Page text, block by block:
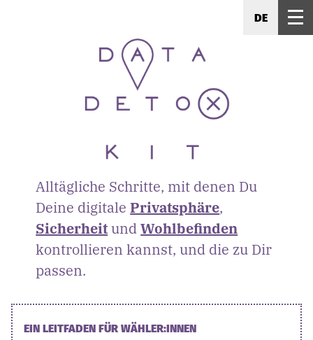
DE
Alltägliche Schritte, mit denen Du
Deine digitalePrivatsphäre,
SicherheitundWohlbefinden
kontrollieren kannst, und die zu Dir
passen.
EIN LEITFADEN FÜR WÄHLER:INNEN